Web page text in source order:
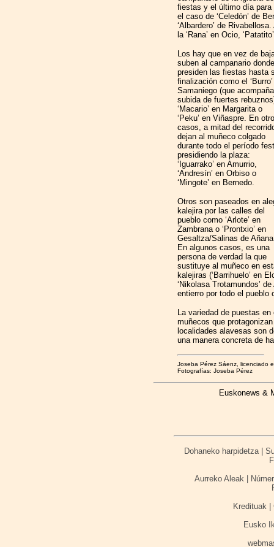
fiestas y el último día para
el caso de ‘Celedón’ de
‘Albardero’ de
la ‘Rana’ en Ocio,
Los hay que en vez de
suben al campanario donde
presiden las fiestas hasta
finalización como el
Samaniego (que
subida de fuertes
‘Macario’ en Margarita o
‘Peku’ en Viñaspre. En
casos, a mitad del
dejan al muñeco colgado
durante todo el período
presidiendo la plaza:
‘Iguarrako’ en Amurrio,
‘Andresín’ en Orbiso o
‘Mingote’ en Bernedo.
Otros son paseados en
kalejira por las calles del
pueblo como ‘Arlote’ en
Zambrana o ‘Prontxio’ en
Gesaltza/Salinas de
En algunos casos, es una
persona de verdad la que
sustituye al muñeco en
kalejiras (‘Barrihuelo’ en
‘Nikolasa Trotamundos’
entierro por todo el pueblo
La variedad de puestas
muñecos que
localidades alavesas son
una manera concreta de
Joseba Pérez Sáenz, licenciado
Fotografías: Joseba Pérez
Euskonews &
Dohaneko harpidetza |
Aurreko Aleak |
Kredituak
Eusko